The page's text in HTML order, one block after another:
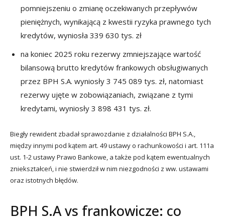
pomniejszeniu o zmianę oczekiwanych przepływów
pieniężnych, wynikającą z kwestii ryzyka prawnego tych
kredytów, wyniosła 339 630 tys. zł
na koniec 2025 roku rezerwy zmniejszające wartość
bilansową brutto kredytów frankowych obsługiwanych
przez BPH S.A. wyniosły 3 745 089 tys. zł, natomiast
rezerwy ujęte w zobowiązaniach, związane z tymi
kredytami, wyniosły 3 898 431 tys. zł.
Biegły rewident zbadał sprawozdanie z działalności BPH S.A.,
między innymi pod kątem art. 49 ustawy o rachunkowości i art. 111a
ust. 1-2 ustawy Prawo Bankowe, a także pod kątem ewentualnych
zniekształceń, i nie stwierdził w nim niezgodności z ww. ustawami
oraz istotnych błędów.
BPH S.A vs frankowicze: co